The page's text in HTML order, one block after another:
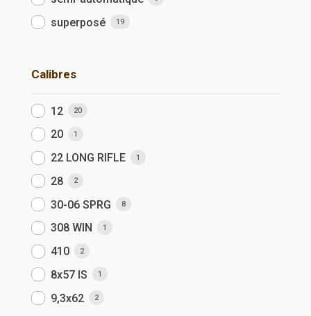
superposé 19
Calibres
12 20
20 1
22 LONG RIFLE 1
28 2
30-06 SPRG 8
308 WIN 1
410 2
8x57 IS 1
9,3x62 2